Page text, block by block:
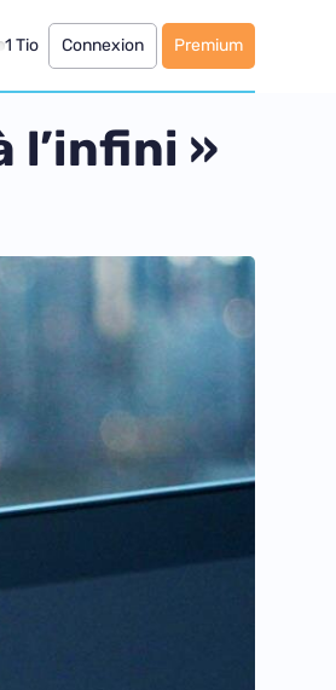
1 Tio Connexion Premium
l’infini »